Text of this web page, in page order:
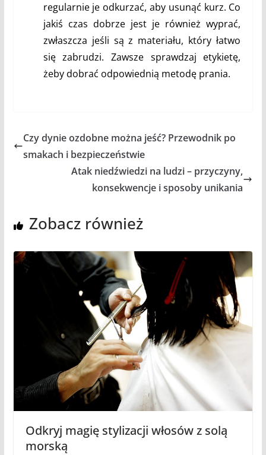
regularnie je odkurzać, aby usunąć kurz. Co
jakiś czas dobrze jest je również wyprać,
zwłaszcza jeśli są z materiału, który łatwo
się zabrudzi. Zawsze sprawdzaj etykietę,
żeby dobrać odpowiednią metodę prania.
Czy dynie ozdobne można jeść? Przewodnik po
smakach i bezpieczeństwie
Atak niedźwiedzi na ludzi – przyczyny,
konsekwencje i sposoby unikania
Zobacz również
Odkryj magię stylizacji włosów z solą
morską